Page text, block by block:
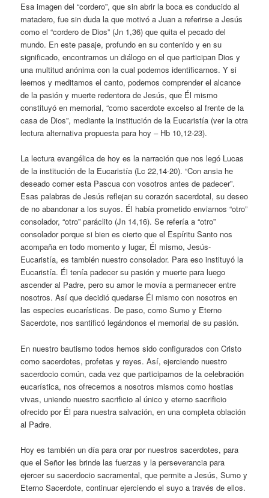
Esa imagen del “cordero”, que sin abrir la boca es conducido al
matadero, fue sin duda la que motivó a Juan a referirse a Jesús
como el “cordero de Dios” (Jn 1,36) que quita el pecado del
mundo. En este pasaje, profundo en su contenido y en su
significado, encontramos un diálogo en el que participan Dios y
una multitud anónima con la cual podemos identificarnos. Y si
leemos y meditamos el canto, podemos comprender el alcance
de la pasión y muerte redentora de Jesús, que Él mismo
constituyó en memorial, “como sacerdote excelso al frente de la
casa de Dios”, mediante la institución de la Eucaristía (ver la otra
lectura alternativa propuesta para hoy – Hb 10,12-23).
La lectura evangélica de hoy es la narración que nos legó Lucas
de la institución de la Eucaristía (Lc 22,14-20). “Con ansia he
deseado comer esta Pascua con vosotros antes de padecer”.
Esas palabras de Jesús reflejan su corazón sacerdotal, su deseo
de no abandonar a los suyos. Él había prometido enviarnos “otro”
consolador, “otro” paráclito (Jn 14,16). Se refería a “otro”
consolador porque si bien es cierto que el Espíritu Santo nos
acompaña en todo momento y lugar, Él mismo, Jesús-
Eucaristía, es también nuestro consolador. Para eso instituyó la
Eucaristía. Él tenía padecer su pasión y muerte para luego
ascender al Padre, pero su amor le movía a permanecer entre
nosotros. Así que decidió quedarse Él mismo con nosotros en
las especies eucarísticas. De paso, como Sumo y Eterno
Sacerdote, nos santificó legándonos el memorial de su pasión.
En nuestro bautismo todos hemos sido configurados con Cristo
como sacerdotes, profetas y reyes. Así, ejerciendo nuestro
sacerdocio común, cada vez que participamos de la celebración
eucarística, nos ofrecernos a nosotros mismos como hostias
vivas, uniendo nuestro sacrificio al único y eterno sacrificio
ofrecido por Él para nuestra salvación, en una completa oblación
al Padre.
Hoy es también un día para orar por nuestros sacerdotes, para
que el Señor les brinde las fuerzas y la perseverancia para
ejercer su sacerdocio sacramental, que permite a Jesús, Sumo y
Eterno Sacerdote, continuar ejerciendo el suyo a través de ellos.